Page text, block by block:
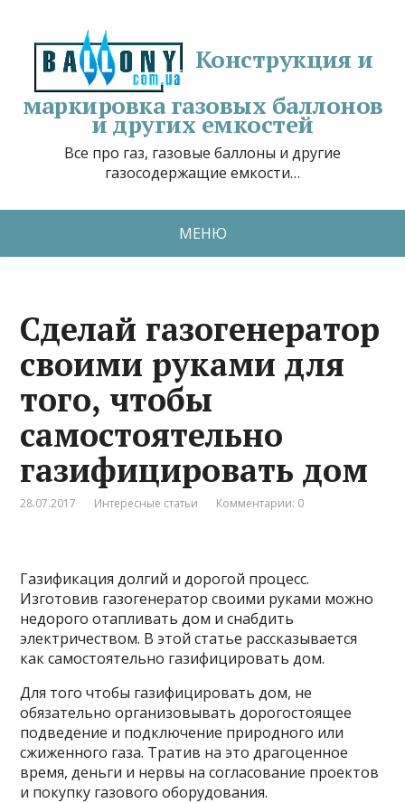
Конструкция и
маркировка газовых баллонов
и других емкостей
Все про газ, газовые баллоны и другие
газосодержащие емкости…
МЕНЮ
Сделай газогенератор
своими руками для
того, чтобы
самостоятельно
газифицировать дом
28.07.2017 Интересные статьи Комментарии: 0
Газификация долгий и дорогой процесс.
Изготовив газогенератор своими руками можно
недорого отапливать дом и снабдить
электричеством. В этой статье рассказывается
как самостоятельно газифицировать дом.
Для того чтобы газифицировать дом, не
обязательно организовывать дорогостоящее
подведение и подключение природного или
сжиженного газа. Тратив на это драгоценное
время, деньги и нервы на согласование проектов
и покупку газового оборудования.